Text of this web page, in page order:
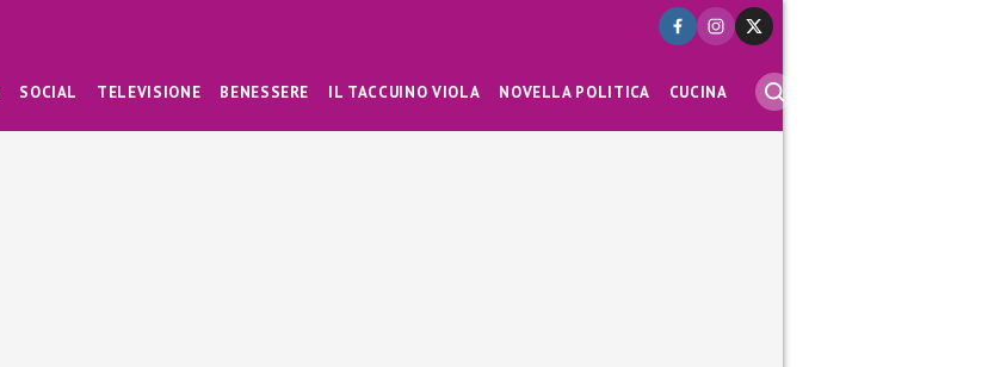
SOCIAL TELEVISIONE BENESSERE IL TACCUINO VIOLA NOVELLA POLITICA CUCINA